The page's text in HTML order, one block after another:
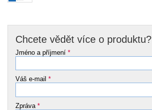
Chcete vědět více o produktu?
Jméno a příjmení *
Váš e-mail *
Zpráva *